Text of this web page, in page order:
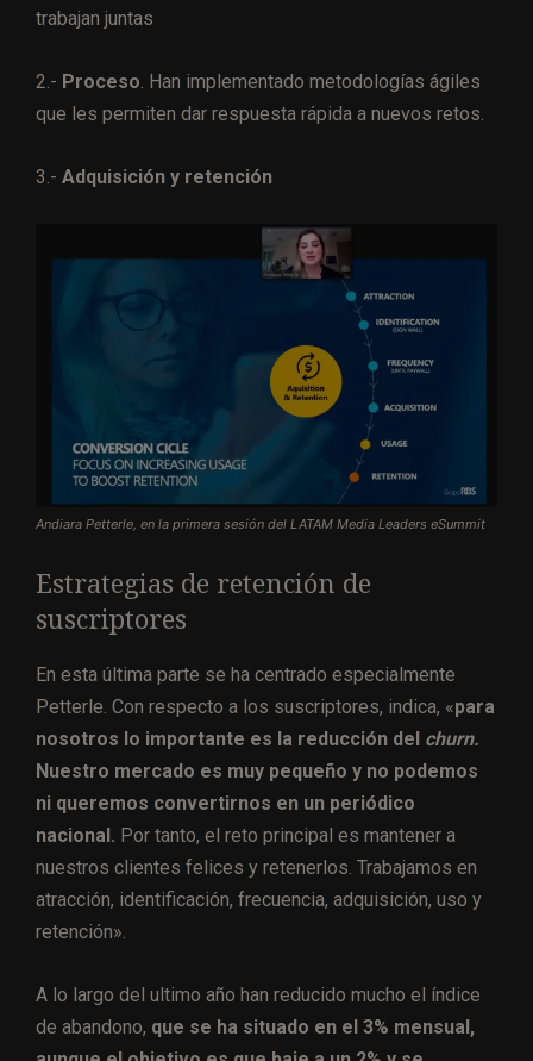
trabajan juntas
2.- Proceso . Han implementado metodologías ágiles
que les permiten dar respuesta rápida a nuevos retos.
3.- Adquisición y retención
Andiara Petterle, en la primera sesión del LATAM Media Leaders eSummit
Estrategias de retención de
suscriptores
En esta última parte se ha centrado especialmente
Petterle. Con respecto a los suscriptores, indica, «para
nosotros lo importante es la reducción del churn.
Nuestro mercado es muy pequeño y no podemos
ni queremos convertirnos en un periódico
nacional. Por tanto, el reto principal es mantener a
nuestros clientes felices y retenerlos. Trabajamos en
atracción, identificación, frecuencia, adquisición, uso y
retención».
A lo largo del ultimo año han reducido mucho el índice
de abandono, que se ha situado en el 3% mensual,